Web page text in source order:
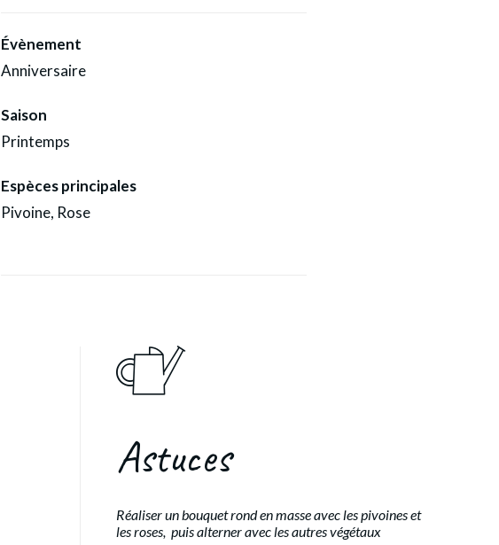
Évènement
Anniversaire
Saison
Printemps
Espèces principales
Pivoine, Rose
Astuces
Réaliser un bouquet rond en masse avec les pivoines et
les roses, puis alterner avec les autres végétaux